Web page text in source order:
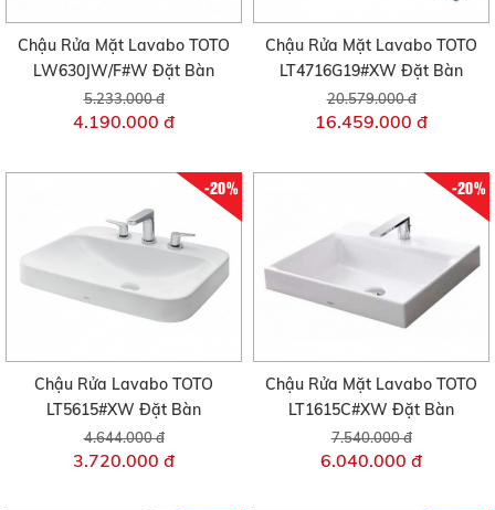
Chậu Rửa Mặt Lavabo TOTO
LW630JW/F#W Đặt Bàn
5.233.000 đ
4.190.000 đ
Chậu Rửa Mặt Lavabo TOTO
LT4716G19#XW Đặt Bàn
20.579.000 đ
16.459.000 đ
-20%
Chậu Rửa Lavabo TOTO
LT5615#XW Đặt Bàn
4.644.000 đ
3.720.000 đ
-20%
Chậu Rửa Mặt Lavabo TOTO
LT1615C#XW Đặt Bàn
7.540.000 đ
6.040.000 đ